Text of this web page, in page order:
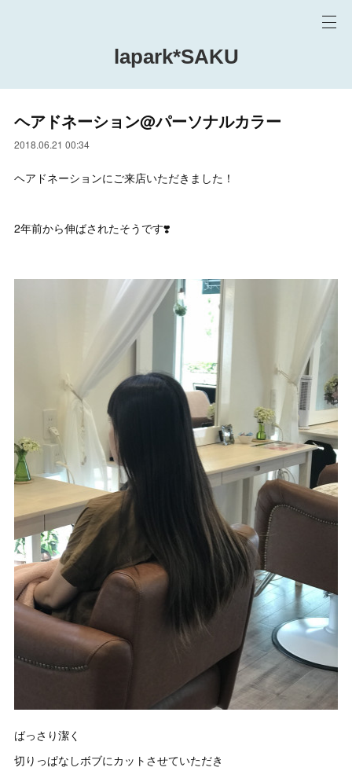
lapark*SAKU
ヘアドネーション@パーソナルカラー
2018.06.21 00:34
ヘアドネーションにご来店いただきました！
2年前から伸ばされたそうです❣️
ばっさり潔く
切りっぱなしボブにカットさせていただき